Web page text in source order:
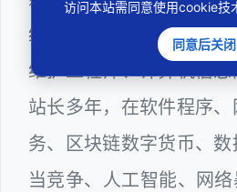
统公职律师、WEB前端
维护工程师、计算机信
站长多年，在软件程序
务、区块链数字货币、
当竞争、人工智能、网
访问本站需同意使用cookie技
同意后关闭